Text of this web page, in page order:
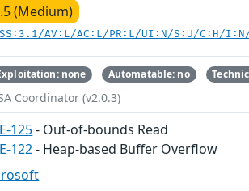
(Medium)
AV:L/AC:L/PR:L/UI:N/S:U/C:H/
none Automatable: no
Coordinator (v2.0.3)
125- Out-of-bounds Read
122- Heap-based Buffer Overflow